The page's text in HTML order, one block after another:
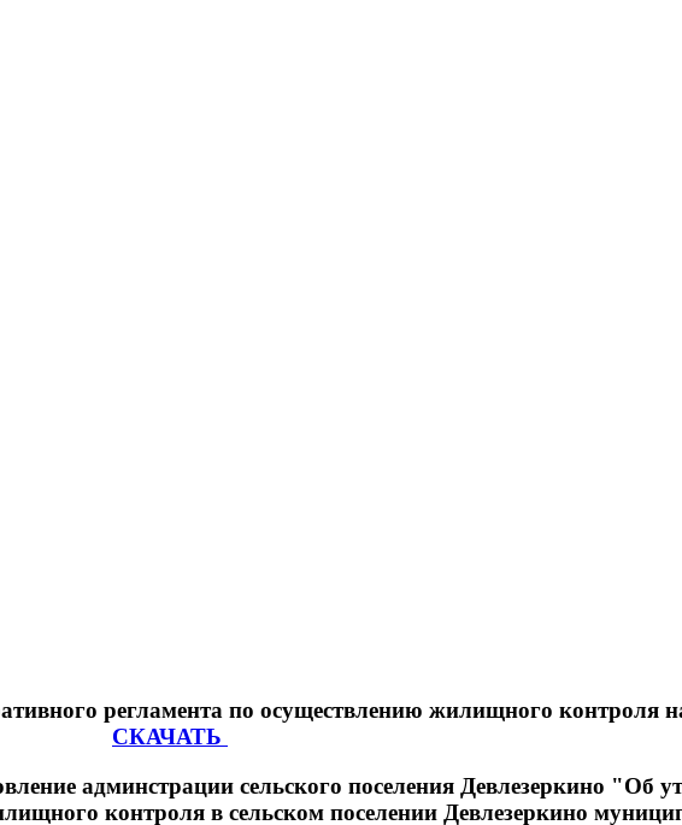
регламента по осуществлению жилищного контроля
СКАЧАТЬ
админстрации сельского поселения Девлезеркино "Об
контроля в сельском поселении Девлезеркино